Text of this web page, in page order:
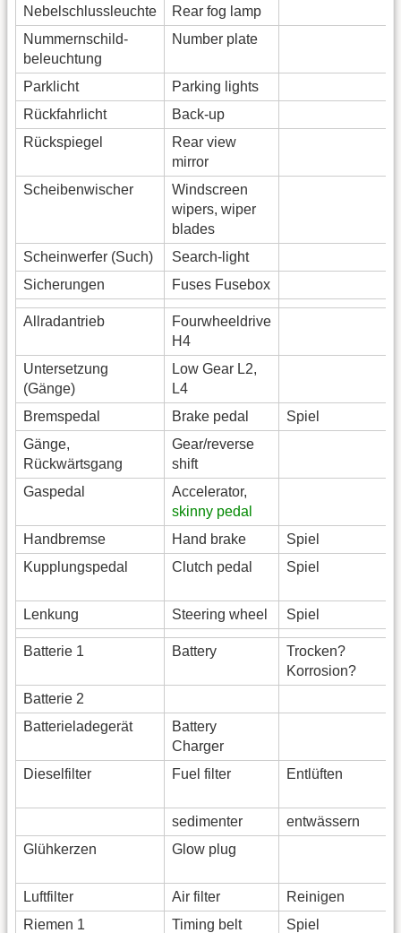
Nebelschlussleuchte
Rear fog lamp
Nummernschild-
beleuchtung
Number plate
Parklicht
Parking lights
Rückfahrlicht
Back-up
Rückspiegel
Rear view
mirror
Scheibenwischer
Windscreen
wipers, wiper
blades
Scheinwerfer (Such)
Search-light
Sicherungen
Fuses Fusebox
Allradantrieb
Fourwheeldrive
H4
Untersetzung
(Gänge)
Low Gear L2,
L4
Bremspedal
Brake pedal
Spiel
Gänge,
Rückwärtsgang
Gear/reverse
shift
Gaspedal
Accelerator,
skinny pedal
Handbremse
Hand brake
Spiel
Kupplungspedal
Clutch pedal Spiel
Lenkung Steering wheel Spiel
Batterie 1 Battery
Trocken?
Korrosion?
Batterie 2
Batterieladegerät
Battery
Charger
Dieselfilter
Fuel filter Entlüften
sedimenter
entwässern
Glühkerzen
Glow plug
Luftfilter Air filter
Reinigen
Riemen 1
Timing belt Spiel